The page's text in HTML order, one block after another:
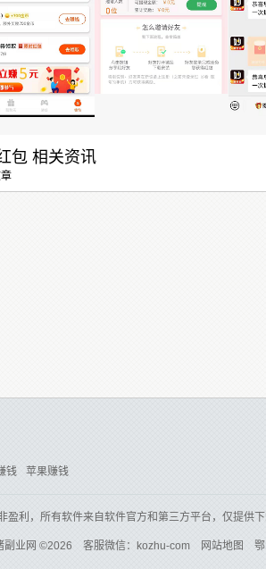
包 相关资讯
钱 苹果赚钱
盈利，所有软件来自软件官方和第三方平台，仅提供
副业网 ©2026 客服微信：kozhu-com 网站地图